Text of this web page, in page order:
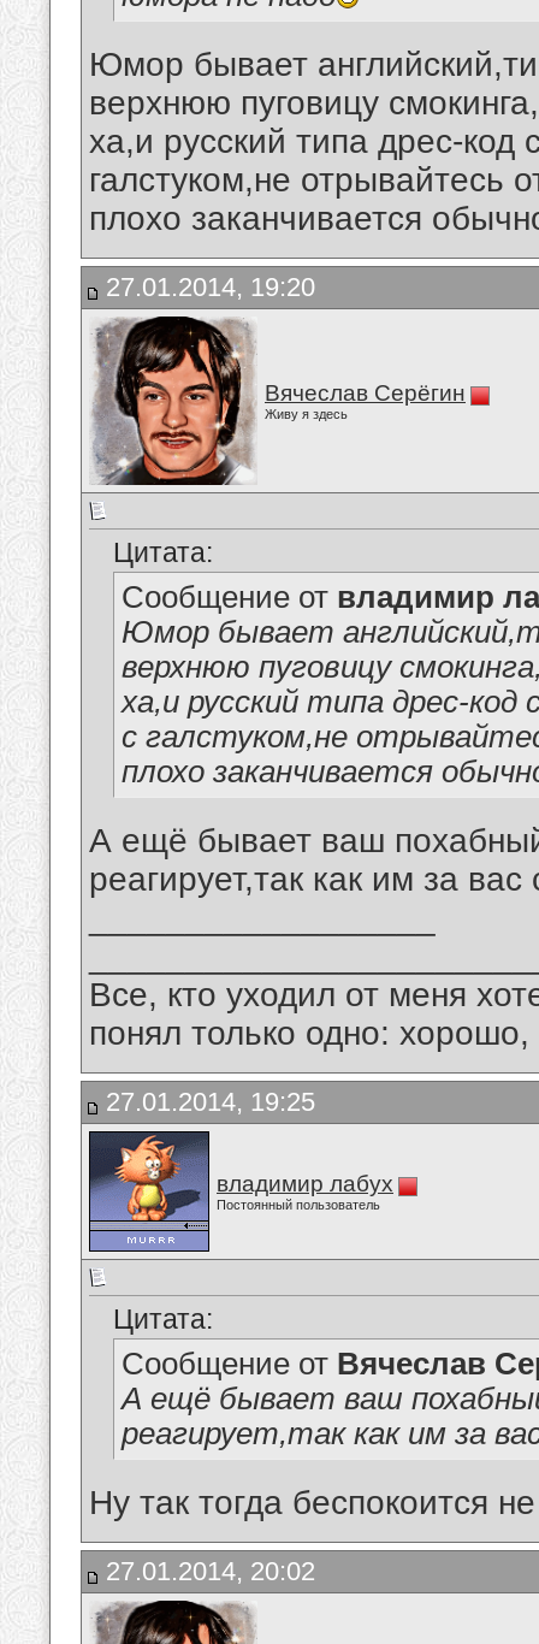
Юмор бывает
верхнюю пуговицу
ха,и русский типа дрес-код
галстуком,не отрывайтесь
плохо заканчивается
27.01.2014, 19:20
Вячеслав Серёгин
Живу я здесь
Цитата:
Сообщение от владимир
Юмор бывает
верхнюю пуговицу
ха,и русский типа дрес-
с галстуком,не
плохо заканчивается
А ещё бывает ваш
реагирует,так как им за вас
Все, кто уходил от меня
понял только одно:
27.01.2014, 19:25
владимир лабух
Постоянный пользователь
Цитата:
Сообщение от Вячеслав
А ещё бывает ваш
реагирует,так как им за
Ну так тогда беспокоится
27.01.2014, 20:02